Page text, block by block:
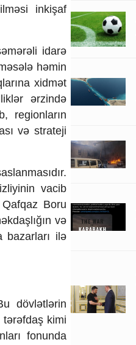
inkişaf
idarə
həmin
xidmət
ərzində
regionların
və strateji
vacib
Boru
və
bazarları ilə
dövlətlərin
tərəfdaş kimi
fonunda